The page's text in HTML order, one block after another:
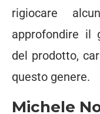
rigiocare
approfondire il
del prodotto,
questo genere.
Michele